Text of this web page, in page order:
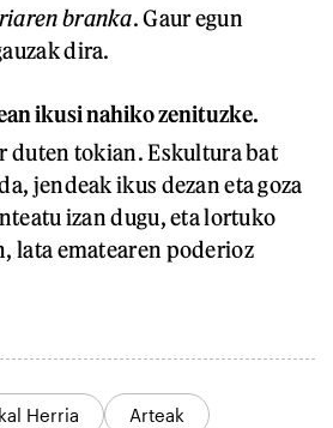
branka. Gaur egun
dira.
ikusi nahiko zenituzke.
duten tokian. Eskultura bat
jendeak ikus dezan eta goza
izan dugu, eta lortuko
lata ematearen poderioz
Herria
Arteak